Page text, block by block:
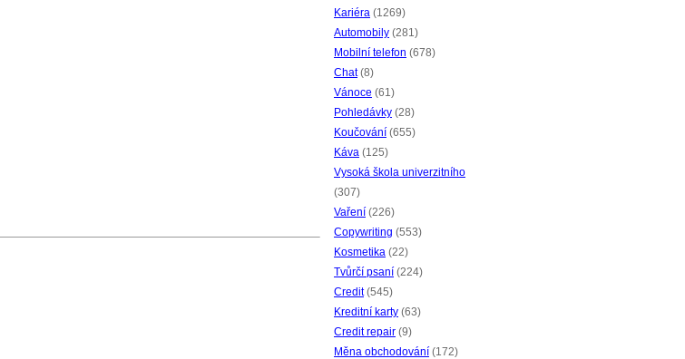
Kariéra (1269)
Automobily (281)
Mobilní telefon (678)
Chat(8)
Vánoce (61)
Pohledávky (28)
Koučování (655)
Káva (125)
Vysoká škola univerzitního
(307)
Vaření (226)
Copywriting (553)
Kosmetika (22)
Tvůrčí psaní (224)
Credit(545)
Kreditní karty (63)
Credit repair (9)
Měna obchodování (172)